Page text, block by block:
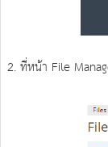
2. ที่หน้า File